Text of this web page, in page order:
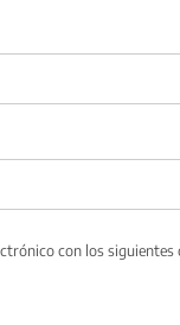
con los siguientes